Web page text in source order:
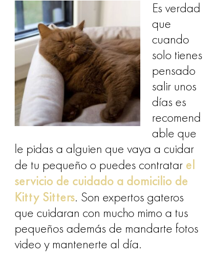
Es verdad
que
cuando
solo tienes
pensado
salir unos
días es
recomend
able que
le pidas a alguien que vaya a cuidar
de tu pequeño o puedes contratar el
servicio de cuidado a domicilio de
Kitty Sitters. Son expertos gateros
que cuidaran con mucho mimo a tus
pequeños además de mandarte fotos
video y mantenerte al día.